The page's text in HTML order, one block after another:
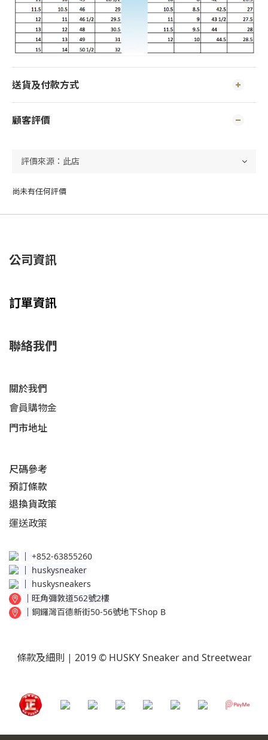
送貨及付款方式
顧客評價
尚未有任何評價
公司資訊
訂單資訊
聯絡我們
關於我們
會員購物金
門市地址
尺碼參考
預訂條款
退換貨政策​
運送政策​
│ +852-63855260
│ huskysneaker
huskysneakers
│ 旺角彌敦道562號2樓
│ 銅鑼灣百德新街50-56號地下Shop B
條款及細則 | 2019 © HUSKY Sneaker and Streetwear